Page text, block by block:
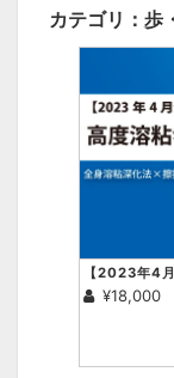
カテゴリ：歩
【2023年4
¥18,000